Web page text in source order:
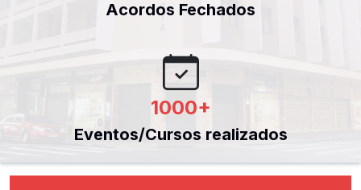
Acordos Fechados
1000+
Eventos/Cursos realizados